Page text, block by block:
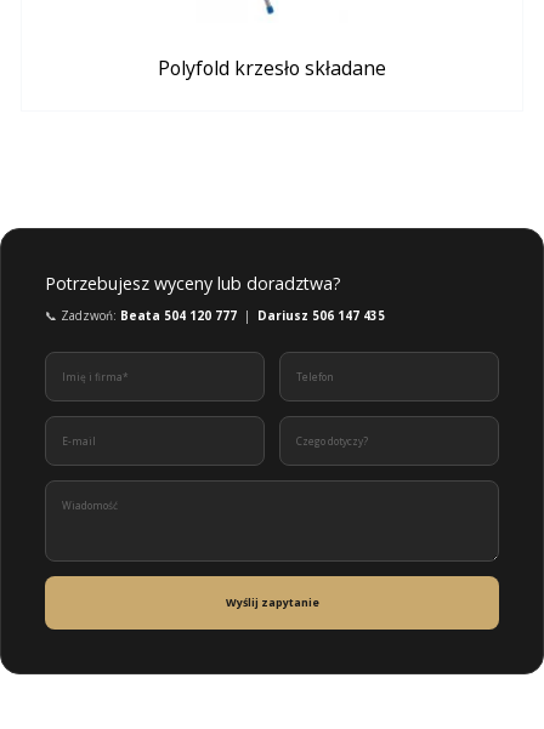
Polyfold krzesło składane
Potrzebujesz wyceny lub doradztwa?
📞 Zadzwoń: Beata 504 120 777 | Dariusz 506 147 435
Wyślij zapytanie